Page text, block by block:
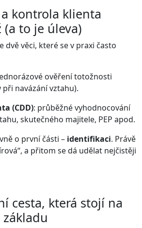
kontrola klienta
to je úleva)
dvě věci, které se v praxi často
ověření totožnosti
navázání vztahu).
(CDD): průběžné vyhodnocování
skutečného majitele, PEP apod.
o první části – identifikaci. Právě
a přitom se dá udělat nejčistěji
cesta, která stojí na